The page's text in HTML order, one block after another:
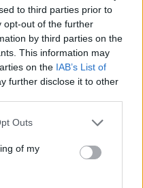
to third parties prior to
opt-out of the further
by third parties on the
This information may
on the IAB’s List of
further disclose it to other
Outs
of my
για μεγάλες
της επέκτασης του